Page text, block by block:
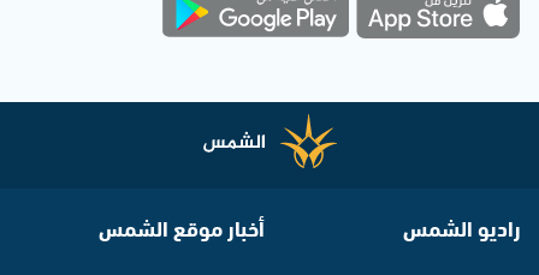
راديو الشمس أخبار موقع الشمس